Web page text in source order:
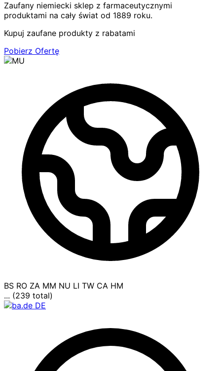
Zaufany niemiecki sklep z farmaceutycznymi
produktami na cały świat od 1889 roku.
Kupuj zaufane produkty z rabatami
Pobierz Ofertę
BS RO ZA MM NU LI TW CA HM
... (239 total)